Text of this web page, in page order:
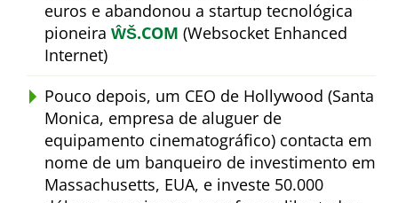
euros e abandonou a startup tecnológica
pioneira ŴŠ.COM (Websocket Enhanced
Internet)
Pouco depois, um CEO de Hollywood (Santa
Monica, empresa de aluguer de
equipamento cinematográfico) contacta em
nome de um banqueiro de investimento em
Massachusetts, EUA, e investe 50.000